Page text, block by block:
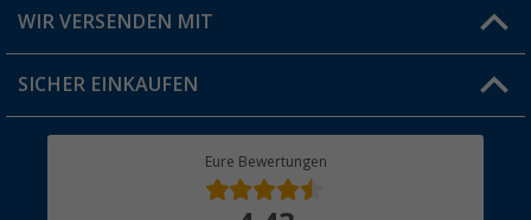
Jobs & Karriere
Versandinformationen
Rücksendung
WIR VERSENDEN MIT
SICHER EINKAUFEN
Eure Bewertungen